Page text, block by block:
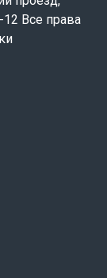
12 Все права